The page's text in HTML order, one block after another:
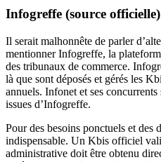
Infogreffe (source officielle)
Il serait malhonnête de parler
mentionner Infogreffe, la
des tribunaux de commerce.
là que sont déposés et gérés les
annuels. Infonet et ses
issues d’Infogreffe.
Pour des besoins ponctuels et
indispensable. Un Kbis officiel
administrative doit être obtenu